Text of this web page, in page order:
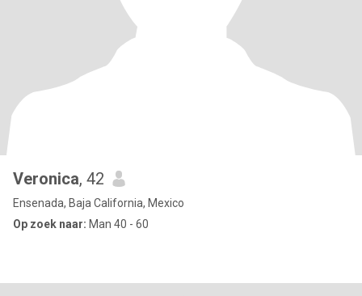
Veronica, 42
Ensenada, Baja California, Mexico
Op zoek naar: Man 40 - 60